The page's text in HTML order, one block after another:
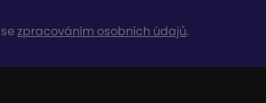
zpracováním osobních údajů.